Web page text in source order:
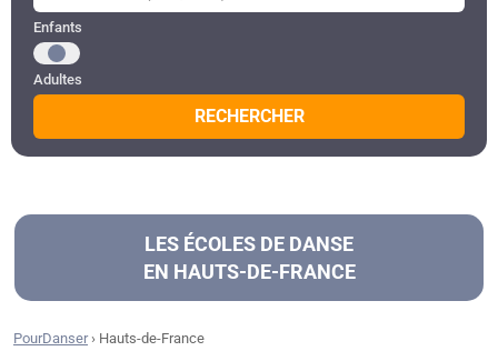
Public recherché
Enfants
Adultes
RECHERCHER
LES ÉCOLES DE DANSE
EN HAUTS-DE-FRANCE
PourDanser› Hauts-de-France